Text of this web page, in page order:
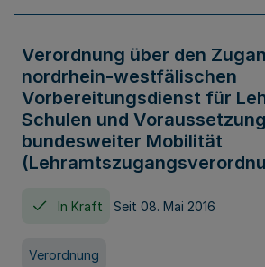
Verordnung über den
nordrhein-westfälischen
Vorbereitungsdienst für
Schulen und
bundesweiter Mobilität
In Kraft Seit 08. Mai 2016
Verordnung